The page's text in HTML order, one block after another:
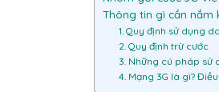
Thông tin gì cần nắm
1. Quy định sử dụng
2. Quy định trừ cước
3. Những cú pháp sử
4. Mạng 3G là gì?